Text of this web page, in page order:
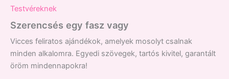
Testvéreknek
Szerencsés egy fasz vagy
Vicces feliratos ajándékok, amelyek mosolyt csalnak
minden alkalomra. Egyedi szövegek, tartós kivitel, garantált
öröm mindennapokra!
mennyiség